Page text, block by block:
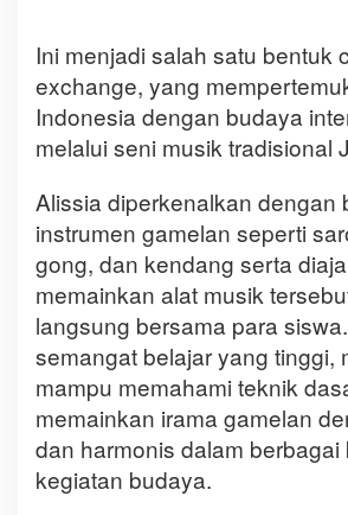
Ini menjadi salah satu bentuk
exchange, yang
Indonesia dengan budaya
melalui seni musik tradisional
Alissia diperkenalkan dengan
instrumen gamelan seperti
gong, dan kendang serta
memainkan alat musik
langsung bersama para
semangat belajar yang tinggi,
mampu memahami teknik
memainkan irama gamelan
dan harmonis dalam
kegiatan budaya.